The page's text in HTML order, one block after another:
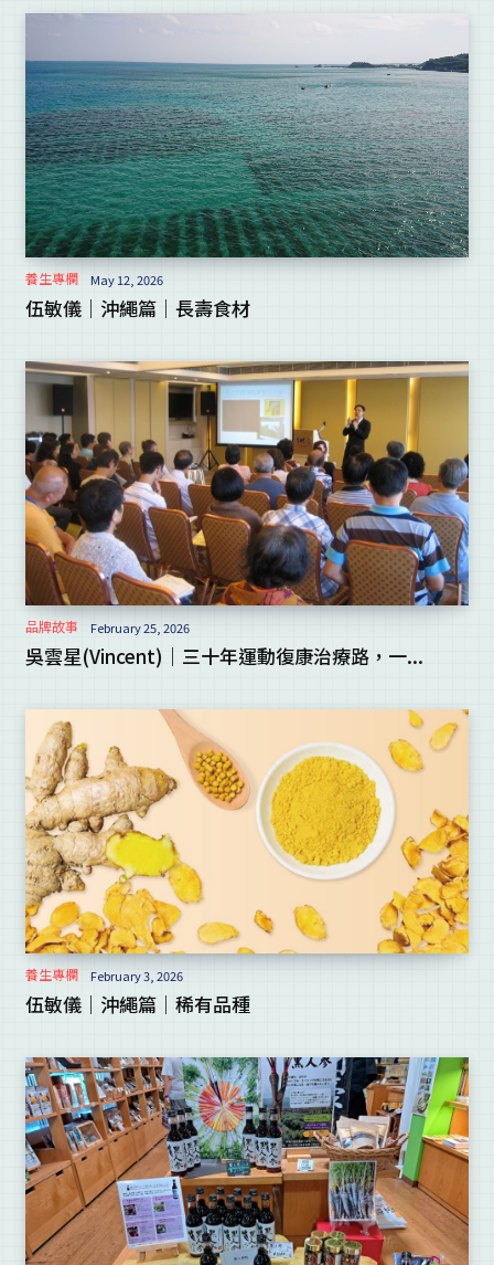
養生專欄 May 12, 2026
伍敏儀｜沖繩篇｜長壽食材
品牌故事 February 25, 2026
吳雲星(Vincent)｜三十年運動復康治療路，一...
養生專欄 February 3, 2026
伍敏儀｜沖繩篇｜稀有品種